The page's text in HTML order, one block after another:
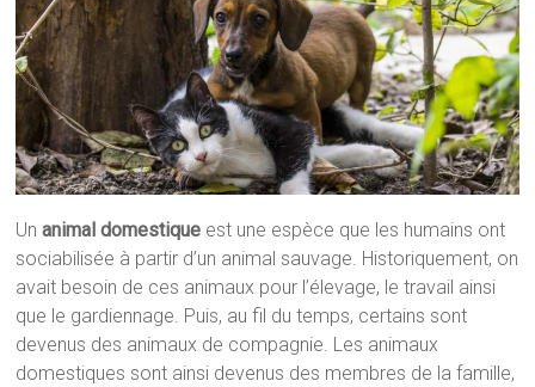
Unanimal domestique est une espèce que les humains ont
sociabilisée à partir d’un animal sauvage. Historiquement, on
avait besoin de ces animaux pour l’élevage, le travail ainsi
que le gardiennage. Puis, au fil du temps, certains sont
devenus des animaux de compagnie. Les animaux
domestiques sont ainsi devenus des membres de la famille,